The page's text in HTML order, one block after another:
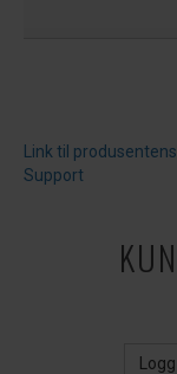
Link til
Support